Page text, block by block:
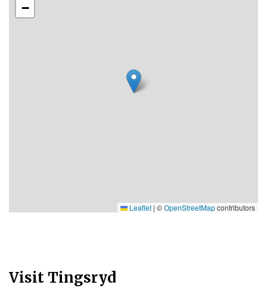
−
Leaflet | ©OpenStreetMapcontributors
Visit Tingsryd